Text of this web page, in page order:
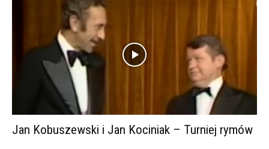
Jan Kobuszewski i Jan Kociniak – Turniej rymów